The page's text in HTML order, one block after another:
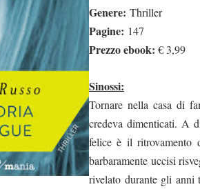
Genere: Thriller
Pagine: 147
Prezzo ebook: € 3,99
Sinossi:
Tornare nella casa di
credeva dimenticati. A
felice è il ritrovamento
barbaramente uccisi
rivelato durante gli anni